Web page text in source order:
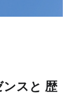
スと 歴